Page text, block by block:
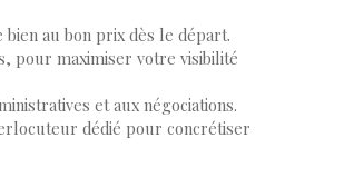
au bon prix dès le départ.
pour maximiser votre visibilité
et aux négociations.
dédié pour concrétiser